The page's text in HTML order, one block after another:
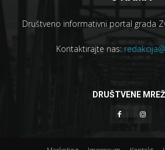
Društveno informativni portal grada
Kontaktirajte nas:
DRUŠTVENE